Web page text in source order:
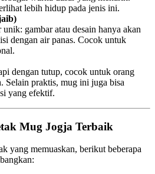
lebih hidup pada jenis ini.
gambar atau desain hanya akan
dengan air panas. Cocok untuk
dengan tutup, cocok untuk orang
Selain praktis, mug ini juga bisa
yang efektif.
Mug Jogja Terbaik
yang memuaskan, berikut beberapa